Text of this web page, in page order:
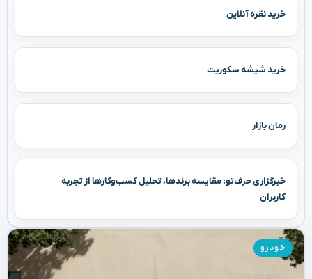
خرید نقره آنلاین
خرید شیشه سکوریت
رمان بازار
خبرگزاری حرف‌تو: مقایسه برندها، تحلیل کسب‌وکارها از تجربه
کاربران
خودرو